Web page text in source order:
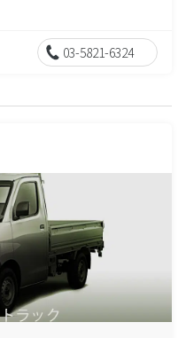
03-5821-6324